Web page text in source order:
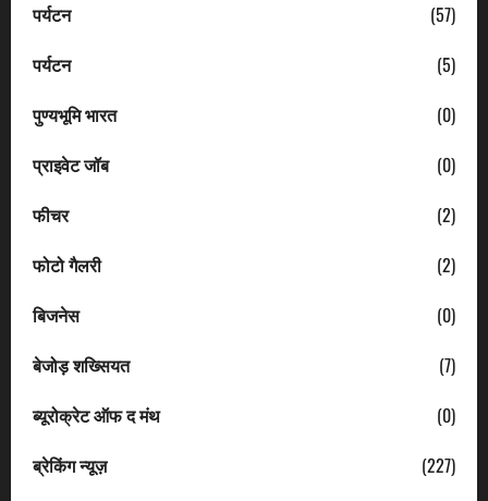
पर्यटन
(57)
पर्यटन
(5)
पुण्यभूमि भारत
(0)
प्राइवेट जॉब
(0)
फीचर
(2)
फोटो गैलरी
(2)
बिजनेस
(0)
बेजोड़ शख्सियत
(7)
ब्यूरोक्रेट ऑफ द मंथ
(0)
ब्रेकिंग न्यूज़
(227)